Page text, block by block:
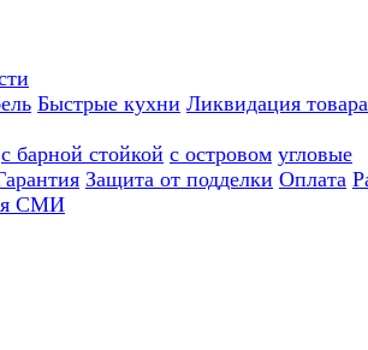
Быстрые кухни Ликвидация товара
с барной стойкой с островом угловые
Защита от подделки Оплата
СМИ